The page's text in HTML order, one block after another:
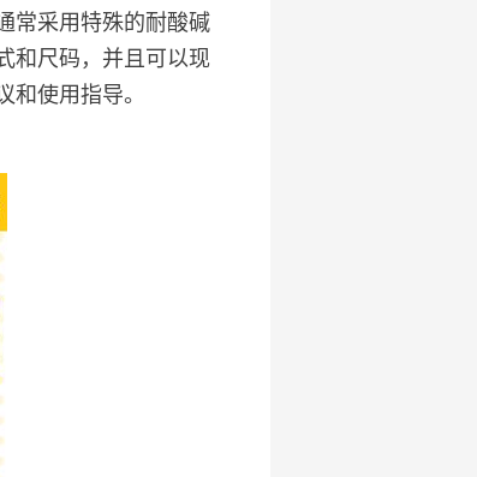
常采用特殊的耐酸碱
和尺码，并且可以现
使用指导。